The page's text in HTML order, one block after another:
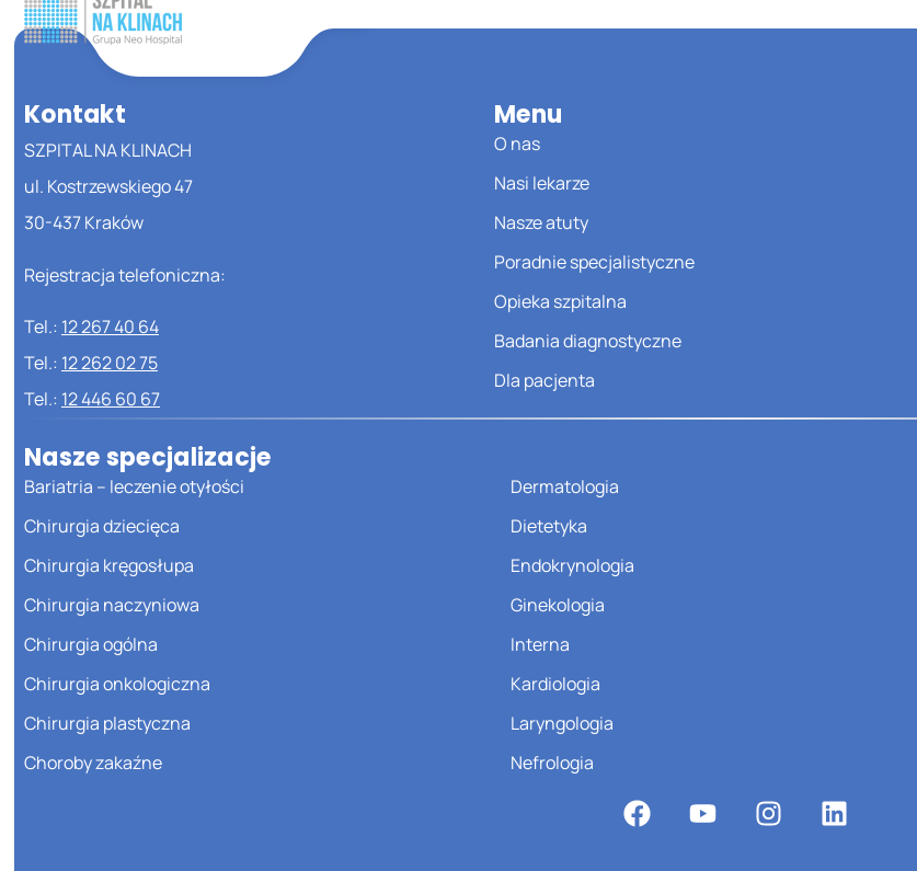
Kontakt
SZPITAL NA KLINACH
ul. Kostrzewskiego 47
30-437 Kraków
Rejestracja telefoniczna:
Tel.: 12 267 40 64
Tel.: 12 262 02 75
Tel.: 12 446 60 67
Menu
O nas
Nasi lekarze
Nasze atuty
Poradnie specjalistyczne
Opieka szpitalna
Badania diagnostyczne
Dla pacjenta
Nasze specjalizacje
Bariatria – leczenie otyłości
Chirurgia dziecięca
Chirurgia kręgosłupa
Chirurgia naczyniowa
Chirurgia ogólna
Chirurgia onkologiczna
Chirurgia plastyczna
Choroby zakaźne
Dermatologia
Dietetyka
Endokrynologia
Ginekologia
Interna
Kardiologia
Laryngologia
Nefrologia